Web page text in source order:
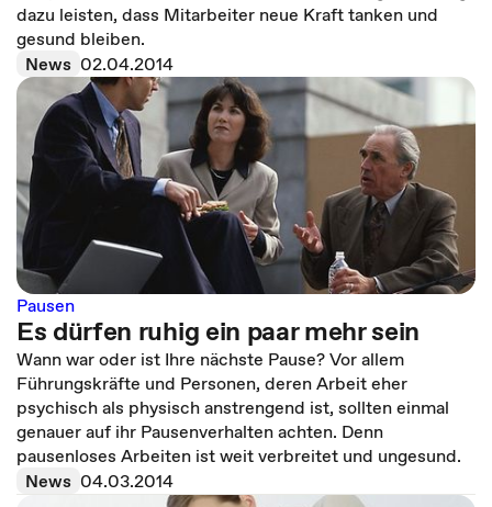
dazu leisten, dass Mitarbeiter neue Kraft tanken und
gesund bleiben.
News 02.04.2014
Pausen
Es dürfen ruhig ein paar mehr sein
Wann war oder ist Ihre nächste Pause? Vor allem
Führungskräfte und Personen, deren Arbeit eher
psychisch als physisch anstrengend ist, sollten einmal
genauer auf ihr Pausenverhalten achten. Denn
pausenloses Arbeiten ist weit verbreitet und ungesund.
News 04.03.2014